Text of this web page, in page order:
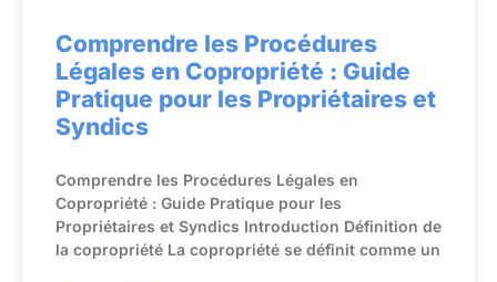
Comprendre les Procédures
Légales en Copropriété : Guide
Pratique pour les Propriétaires et
Syndics
Comprendre les Procédures Légales en
Copropriété : Guide Pratique pour les
Propriétaires et Syndics Introduction Définition de
la copropriété La copropriété se définit comme un